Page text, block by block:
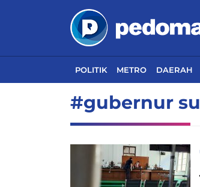
POLITIK METRO DAERAH
#gubernur